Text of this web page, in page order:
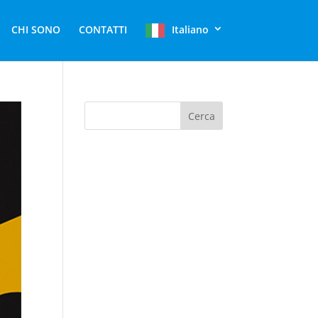
CHI SONO CONTATTI Italiano